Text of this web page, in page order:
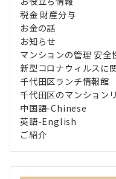
税金 財産分与
お金の話
お知らせ
マンションの管理 安全
新型コロナウィルスに
千代田区ランチ情報館
千代田区のマンション
中国語-Chinese
英語-English
ご紹介